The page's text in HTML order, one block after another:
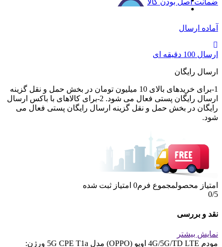
آماده ارسال
ارسال 100 دقیقه ای
ارسال رایگان
1-برای خریدهای بالای 10 میلیون تومان در بخش حمل و نقل گزینه
ارسال رایگان پستی فعال می شود. 2-برای کالاهای با باکس ارسال
رایگان در بخش حمل و نقل گزینه ارسال رایگان پستی فعال می
شود.
امتیاز محصولمجموع فرم0 امتیاز ثبت شده
0/5
نقد و بررسی
نمایش بیشتر
مودم 4G/5G/TD LTE اوپو (OPPO) مدل 5G CPE T1a ورژن: